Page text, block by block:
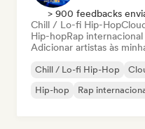
> 900 feedbacks
Chill / Lo-fi Hip-Hop
Hip-hopRap internacional
Adicionar artistas às
Chill / Lo-fi Hip-Hop
Hip-hop
Rap